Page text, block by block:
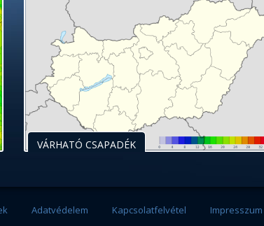
VÁRHATÓ CSAPADÉK
Adatvédelem Kapcsolatfelvétel Impresszum